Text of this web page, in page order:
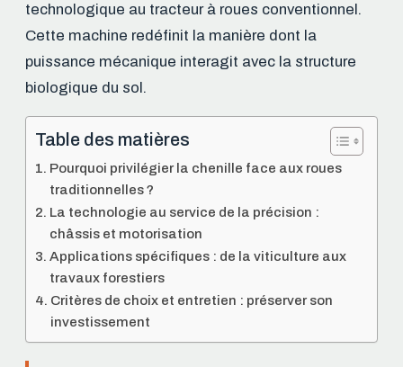
technologique au tracteur à roues conventionnel.
Cette machine redéfinit la manière dont la
puissance mécanique interagit avec la structure
biologique du sol.
Table des matières
Pourquoi privilégier la chenille face aux roues
traditionnelles ?
La technologie au service de la précision :
châssis et motorisation
Applications spécifiques : de la viticulture aux
travaux forestiers
Critères de choix et entretien : préserver son
investissement